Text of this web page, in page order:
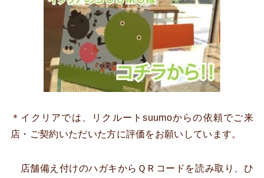
＊イクリアでは、リクルートsuumoからの依頼でご来
店・ご契約いただいた方に評価をお願いしています。
店舗備え付けのハガキからＱＲコードを読み取り、ひ